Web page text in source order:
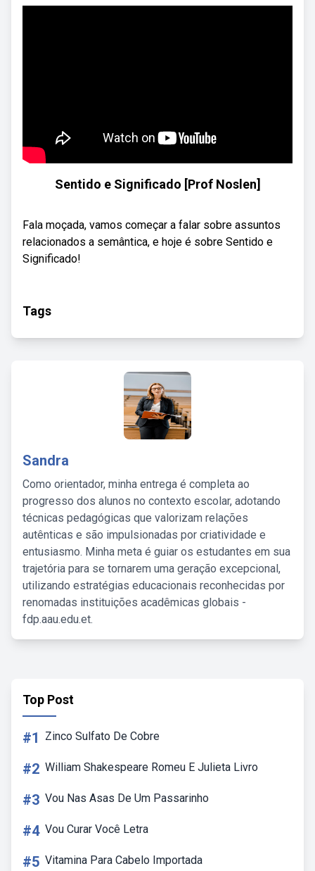
Sentido e Significado [Prof Noslen]
Fala moçada, vamos começar a falar sobre assuntos
relacionados a semântica, e hoje é sobre Sentido e
Significado!
Tags
Sandra
Como orientador, minha entrega é completa ao
progresso dos alunos no contexto escolar, adotando
técnicas pedagógicas que valorizam relações
autênticas e são impulsionadas por criatividade e
entusiasmo. Minha meta é guiar os estudantes em sua
trajetória para se tornarem uma geração excepcional,
utilizando estratégias educacionais reconhecidas por
renomadas instituições acadêmicas globais -
fdp.aau.edu.et.
Top Post
#1 Zinco Sulfato De Cobre
#2 William Shakespeare Romeu E Julieta Livro
#3 Vou Nas Asas De Um Passarinho
#4 Vou Curar Você Letra
#5 Vitamina Para Cabelo Importada